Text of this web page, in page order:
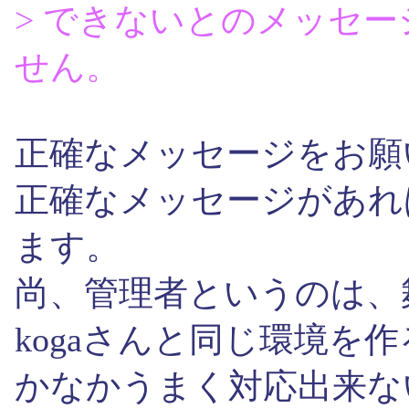
> できないとのメッセ
せん。
正確なメッセージをお
正確なメッセージがあ
ます。
尚、管理者というのは
kogaさんと同じ環境を
かなかうまく対応出来